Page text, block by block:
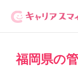
無料相
福岡県の